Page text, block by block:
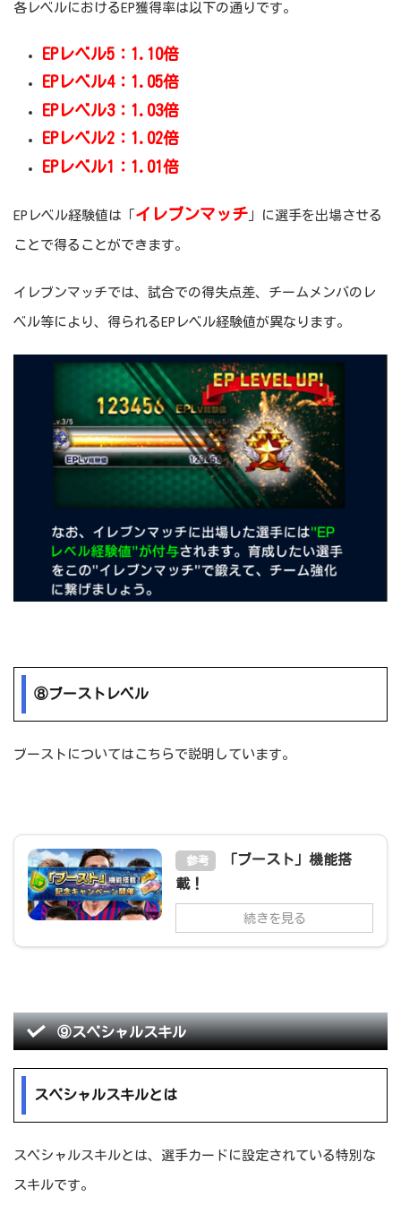
各レベルにおけるEP獲得率は以下の通りです。
EPレベル5：1.10倍
EPレベル4：1.05倍
EPレベル3：1.03倍
EPレベル2：1.02倍
EPレベル1：1.01倍
EPレベル経験値は「 イレブンマッチ 」に選手を出場させる
ことで得ることができます。
イレブンマッチでは、試合での得失点差、チームメンバのレ
ベル等により、得られるEPレベル経験値が異なります。
⑧ブーストレベル
ブーストについてはこちらで説明しています。
参考
「ブースト」機能搭
載！
続きを見る
⑨スペシャルスキル
スペシャルスキルとは
スペシャルスキルとは、選手カードに設定されている特別な
スキルです。